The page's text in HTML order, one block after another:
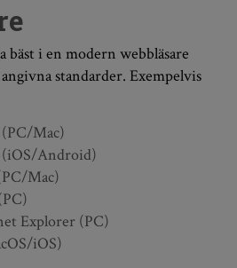
bäst i en modern webbläsare
standarder. Exempelvis
Mac)
(iOS/Android)
Mac)
Explorer (PC)
iOS)